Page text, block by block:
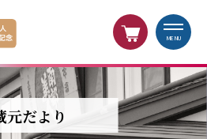
MENU
元だより